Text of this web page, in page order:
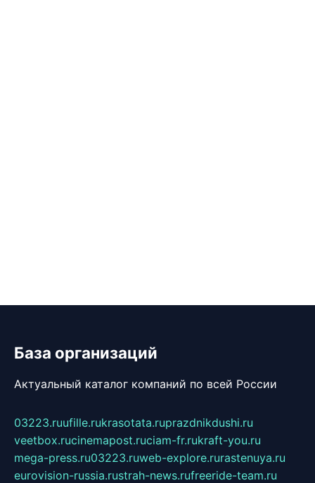
База организаций
Актуальный каталог компаний по всей России
03223.ruufille.rukrasotata.ruprazdnikdushi.ru
veetbox.rucinemapost.ruciam-fr.rukraft-you.ru
mega-press.ru03223.ruweb-explore.rurastenuya.ru
eurovision-russia.rustrah-news.rufreeride-team.ru